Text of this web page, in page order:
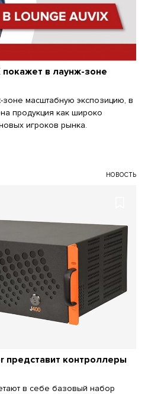
покажет в лаунж-зоне
зоне масштабную экспозицию, в
продукция как широко
игроков рынка.
НОВОСТЬ
представит контроллеры
в себе базовый набор